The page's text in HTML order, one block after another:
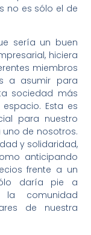
no es sólo el de
sería un buen
hiciera
miembros
a asumir para
sociedad más
Esta es
para nuestro
de nosotros.
y solidaridad,
anticipando
frente a un
daría pie a
comunidad
de nuestra